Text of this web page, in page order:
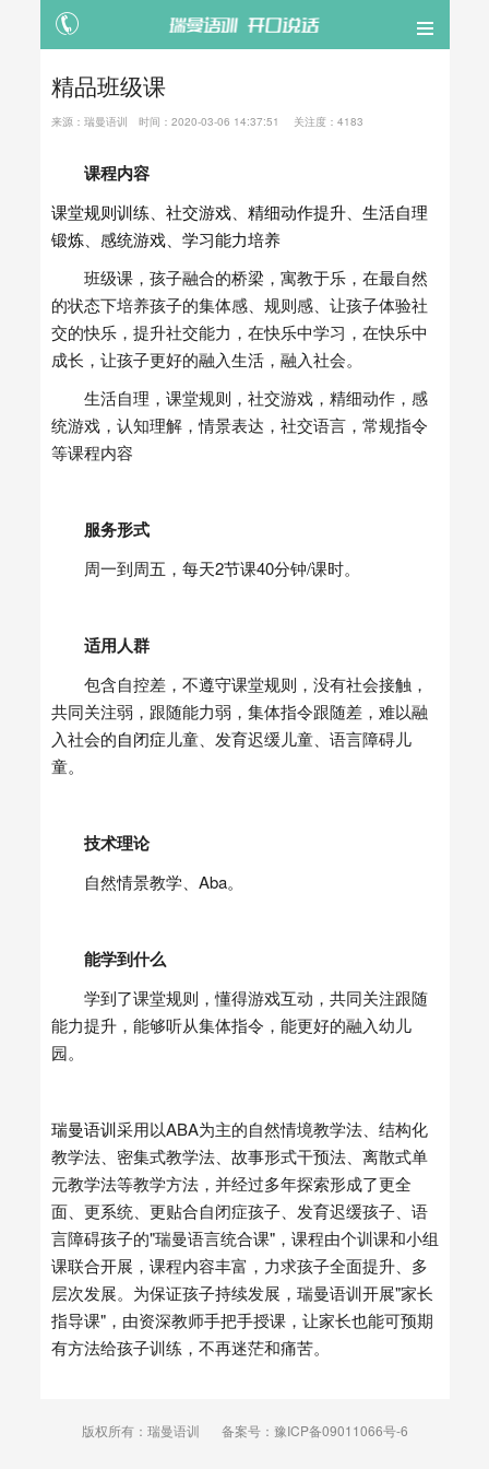
精品班级课
来源： 瑞曼语训 时间： 2020-03-06 14:37:51 关注度：4183
课程内容
课堂规则训练 社交游戏、 精细动作提升、 生活自理
锻炼、 感统游戏、 学习能力培养
班级课，孩子融合的桥梁，寓教于乐，在最自然
的状态下培养孩子的集体感、规则感、让孩子体验社
交的快乐，提升社交能力，在快乐中学习，在快乐中
成长，让孩子更好的融入生活，融入社会。
生活自理，课堂规则，社交游戏，精细动作，感
统游戏，认知理解，情景表达，社交语言，常规指令
等课程内容
服务形式
周一到周五，每天2节课40分钟/课时。
适用人群
包含自控差，不遵守课堂规则，没有社会接触，
共同关注弱，跟随能力弱，集体指令跟随差，难以融
入社会的自闭症 儿童、发育迟缓儿童、语言障碍儿
童。
技术理论
自然情景教学、Aba。
能学到什么
学到了课堂规则，懂得游戏互动，共同关注跟随
能力提升，能够听从集体指令，能更好的融入幼儿
园。
瑞曼语训采用以ABA为主的自然情境教学法、结构化
教学法、密集式教学法、故事形式干预法、离散式单
元教学法等教学方法，并经过多年探索形成了更全
面、更系统、更贴合自闭症孩子、发育迟缓孩子、语
言障碍孩子的"瑞曼语言统合课"，课程由个训课和小组
课联合开展，课程内容丰富，力求孩子全面提升、多
层次发展。为保证孩子持续发展，瑞曼语训开展"家长
指导课"，由资深教师手把手授课，让家长也能可预期
有方法给孩子训练，不再迷茫和痛苦。
版权所有：瑞曼语训 备案号：豫ICP备09011066号-6